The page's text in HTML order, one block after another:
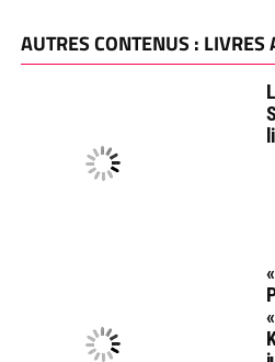
AUTRES CONTENUS : LIVRES